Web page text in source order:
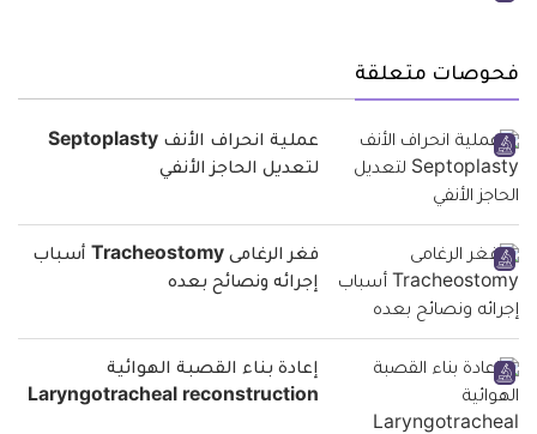
فحوصات متعلقة
عملية انحراف الأنف Septoplasty
لتعديل الحاجز الأنفي
فغر الرغامى Tracheostomy أسباب
إجرائه ونصائح بعده
إعادة بناء القصبة الهوائية
Laryngotracheal reconstruction